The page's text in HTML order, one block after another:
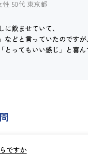
性 50代 東京都
に飲ませていて、
などと言っていたのですが、
とってもいい感じ」と喜ん
ですか